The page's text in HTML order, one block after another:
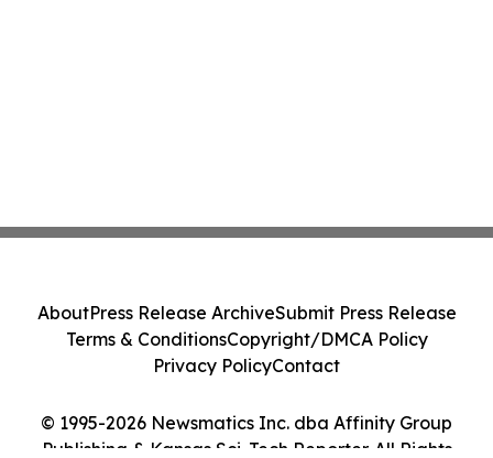
© 1995-2026 Newsmatics Inc. dba Affinity Group
Publishing & Kansas Sci-Tech Reporter. All Rights
AboutPress Release ArchiveSubmit Press Release
Terms & ConditionsCopyright/DMCA Policy
Privacy PolicyContact